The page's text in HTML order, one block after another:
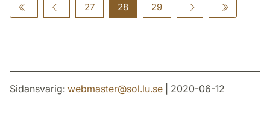
27 28 29
Sidansvarig: webmaster@sol.lu.se | 2020-06-12